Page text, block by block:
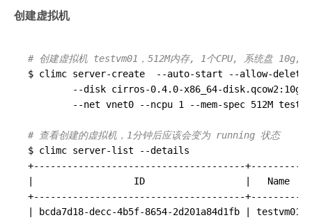
创建虚拟机
# 创建虚拟机 testvm01，512M内存, 1个CPU, 系统盘
$ climc server-create
--auto-start --allow-delete
--disk cirros-0.4.0-x86_64-disk.qcow2:10g
--net vnet0 --ncpu 1 --mem-spec 512M
# 查看创建的虚拟机，1分钟后应该会变为 running 状态
$ climc server-list
--details
+--------------------------------------+----------
|                  ID                  |   Name   |
+--------------------------------------+----------
| bcda7d18-decc-4b5f-8654-2d201a84d1fb |